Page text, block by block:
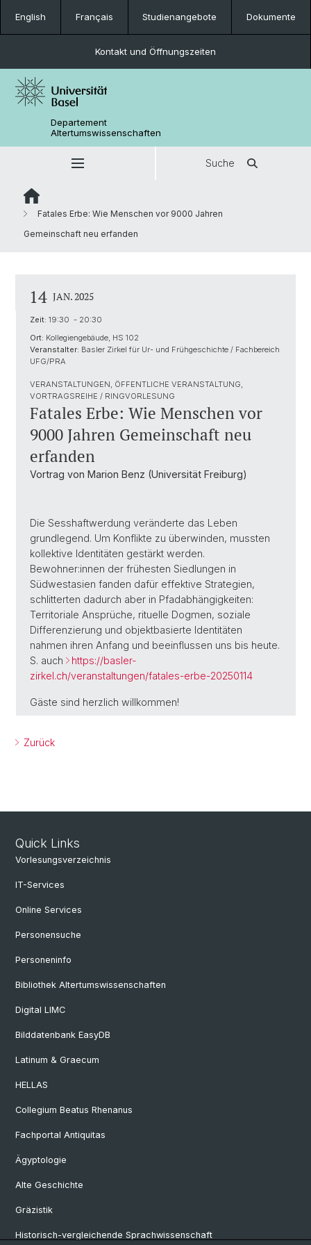
English Français Studienangebote Dokumente
Kontakt und Öffnungszeiten
Departement
Altertumswissenschaften
Suche
Fatales Erbe: Wie Menschen vor 9000 Jahren
Gemeinschaft neu erfanden
14 JAN. 2025
Zeit: 19:30 - 20:30
Ort: Kollegiengebäude, HS 102
Veranstalter: Basler Zirkel für Ur- und Frühgeschichte / Fachbereich
UFG/PRA
VERANSTALTUNGEN, ÖFFENTLICHE VERANSTALTUNG,
VORTRAGSREIHE / RINGVORLESUNG
Fatales Erbe: Wie Menschen vor
9000 Jahren Gemeinschaft neu
erfanden
Vortrag von Marion Benz (Universität Freiburg)
Die Sesshaftwerdung veränderte das Leben
grundlegend. Um Konflikte zu überwinden, mussten
kollektive Identitäten gestärkt werden.
Bewohner:innen der frühesten Siedlungen in
Südwestasien fanden dafür effektive Strategien,
schlitterten dadurch aber in Pfadabhängigkeiten:
Territoriale Ansprüche, rituelle Dogmen, soziale
Differenzierung und objektbasierte Identitäten
nahmen ihren Anfang und beeinflussen uns bis heute.
S. auch
https://basler-
zirkel.ch/veranstaltungen/fatales-erbe-20250114
Gäste sind herzlich willkommen!
Zurück
Quick Links
Vorlesungsverzeichnis
IT-Services
Online Services
Personensuche
Personeninfo
Bibliothek Altertumswissenschaften
Digital LIMC
Bilddatenbank EasyDB
Latinum & Graecum
HELLAS
Collegium Beatus Rhenanus
Fachportal Antiquitas
Ägyptologie
Alte Geschichte
Gräzistik
Historisch-vergleichende Sprachwissenschaft